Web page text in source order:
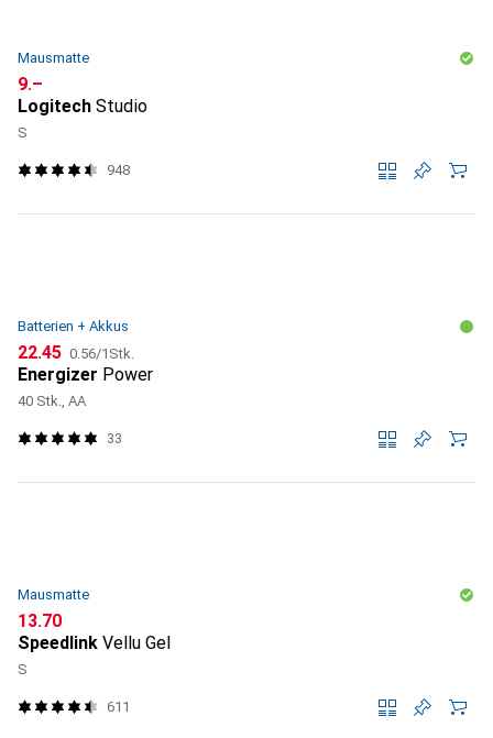
Mausmatte
CHF
9.–
Logitech Studio
S
948
Batterien + Akkus
CHF
22.45 CHF
0.56/1Stk.
Energizer Power
40 Stk., AA
33
Mausmatte
CHF
13.70
Speedlink Vellu Gel
S
611